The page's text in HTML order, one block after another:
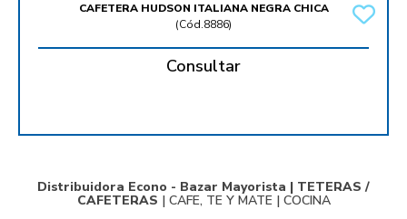
CAFETERA HUDSON ITALIANA NEGRA CHICA
(Cód.8886)
Consultar
Distribuidora Econo - Bazar Mayorista | TETERAS /
CAFETERAS | CAFE, TE Y MATE | COCINA